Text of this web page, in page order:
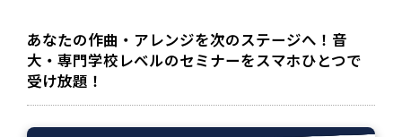
ち込みテクニックを初歩からわかりやす
くまとめました。スト...
あなたの作曲・アレンジを次のステージへ！音
大・専門学校レベルのセミナーをスマホひとつで
受け放題！